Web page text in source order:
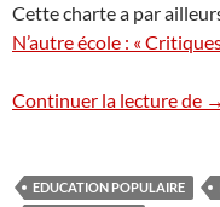
Cette charte a par
N’autre école : «
Continuer la lecture de →
EDUCATION POPULAIRE